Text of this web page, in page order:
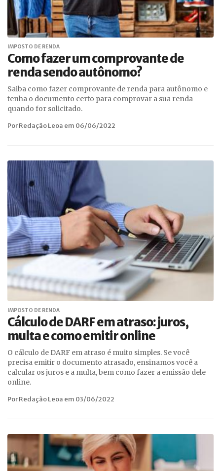
IMPOSTO DE RENDA
Como fazer um comprovante de
renda sendo autônomo?
Saiba como fazer comprovante de renda para autônomo e
tenha o documento certo para comprovar a sua renda
quando for solicitado.
Por Redação Leoa em 06/06/2022
IMPOSTO DE RENDA
Cálculo de DARF em atraso: juros,
multa e como emitir online
O cálculo de DARF em atraso é muito simples. Se você
precisa emitir o documento atrasado, ensinamos você a
calcular os juros e a multa, bem como fazer a emissão dele
online.
Por Redação Leoa em 03/06/2022